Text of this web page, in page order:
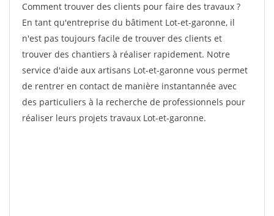
Comment trouver des clients pour faire des travaux ?
En tant qu'entreprise du bâtiment Lot-et-garonne, il
n'est pas toujours facile de trouver des clients et
trouver des chantiers à réaliser rapidement. Notre
service d'aide aux artisans Lot-et-garonne vous permet
de rentrer en contact de manière instantannée avec
des particuliers à la recherche de professionnels pour
réaliser leurs projets travaux Lot-et-garonne.